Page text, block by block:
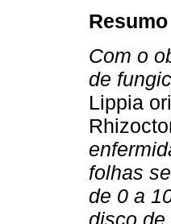
Resumo
Com o
de
Lippia
folhas
de 0 a
disco de